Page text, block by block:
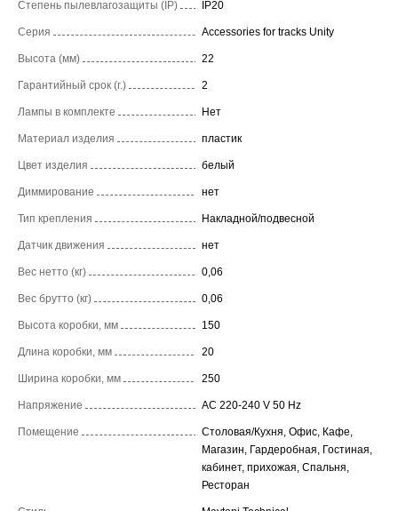
Степень пылевлагозащиты (IP) IP20
Серия Accessories for tracks Unity
Высота (мм) 22
Гарантийный срок (г.) 2
Лампы в комплекте Нет
Материал изделия пластик
Цвет изделия белый
Диммирование нет
Тип крепления Накладной/подвесной
Датчик движения нет
Вес нетто (кг) 0,06
Вес брутто (кг) 0,06
Высота коробки, мм 150
Длина коробки, мм 20
Ширина коробки, мм 250
Напряжение AC 220-240 V 50 Hz
Помещение
Столовая/Кухня, Офис, Кафе,
Магазин, Гардеробная, Гостиная,
кабинет, прихожая, Спальня,
Ресторан